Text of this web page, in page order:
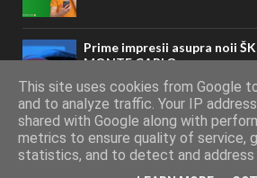
Prime impresii asupra noii
MONTE CARLO
Feb 04 2022- Constantin
AUTOVITAL - Blog AutoCopyright © 2011 - 2026.
This site uses cookies from Google
and to analyze traffic. Your IP
shared with Google along with
metrics to ensure quality of service,
statistics, and to detect and address